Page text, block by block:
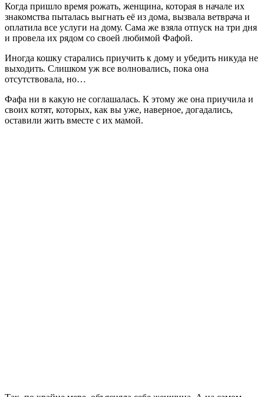
Когда пришло время рожать, женщина, которая в начале их
знакомства пыталась выгнать её из дома, вызвала ветврача и
оплатила все услуги на дому. Сама же взяла отпуск на три дня
и провела их рядом со своей любимой Фафой.
Иногда кошку старались приучить к дому и убедить никуда не
выходить. Слишком уж все волновались, пока она
отсутствовала, но…
Фафа ни в какую не соглашалась. К этому же она приучила и
своих котят, которых, как вы уже, наверное, догадались,
оставили жить вместе с их мамой.